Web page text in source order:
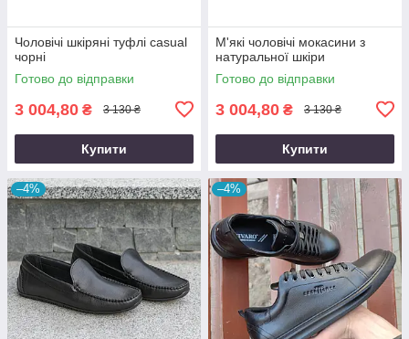
Чоловічі шкіряні туфлі casual
чорні
Готово до відправки
3 004,80 ₴ 3 130 ₴
Купити
М'які чоловічі мокасини з
натуральної шкіри
Готово до відправки
3 004,80 ₴ 3 130 ₴
Купити
–4% –4%